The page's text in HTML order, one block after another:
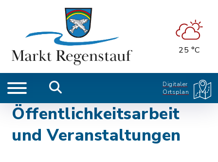
25 °C
Digitaler
Ortsplan
Öffentlichkeitsarbeit
und Veranstaltungen